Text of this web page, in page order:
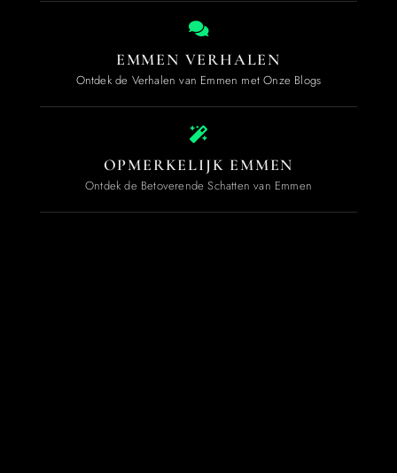
EMMEN VERHALEN
Ontdek de Verhalen van Emmen met Onze Blogs
OPMERKELIJK EMMEN
Ontdek de Betoverende Schatten van Emmen